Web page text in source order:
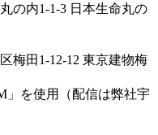
の内1-1-3 日本生命丸の
梅田1-12-12 東京建物梅
を使用（配信は弊社宇